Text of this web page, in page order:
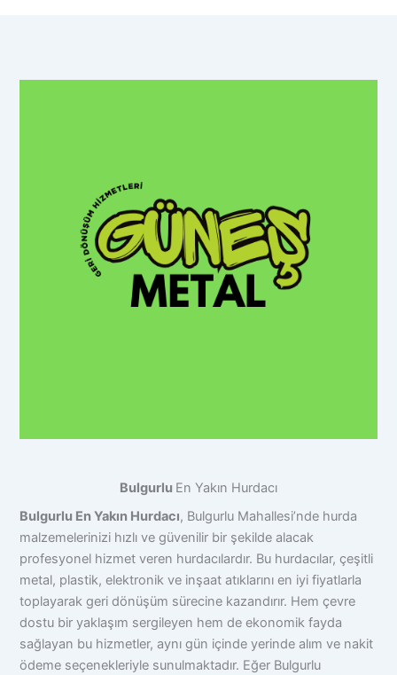
Bulgurlu En Yakın Hurdacı
Bulgurlu En Yakın Hurdacı, Bulgurlu Mahallesi’nde hurda
malzemelerinizi hızlı ve güvenilir bir şekilde alacak
profesyonel hizmet veren hurdacılardır. Bu hurdacılar, çeşitli
metal, plastik, elektronik ve inşaat atıklarını en iyi fiyatlarla
toplayarak geri dönüşüm sürecine kazandırır. Hem çevre
dostu bir yaklaşım sergileyen hem de ekonomik fayda
sağlayan bu hizmetler, aynı gün içinde yerinde alım ve nakit
ödeme seçenekleriyle sunulmaktadır. Eğer Bulgurlu